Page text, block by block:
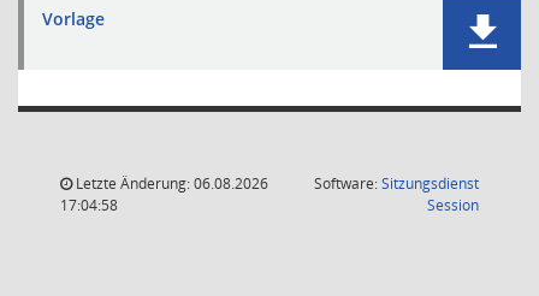
Vorlage
Letzte Änderung: 06.08.2026
17:04:58
Software:Sitzungsdienst
Session(Wird in